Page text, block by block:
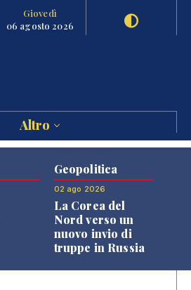
Giovedì
06 agosto 2026
Altro
Geopolitica
02 ago 2026
La Corea del
Nord verso un
nuovo invio di
truppe in Russia